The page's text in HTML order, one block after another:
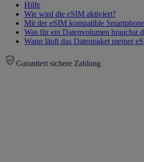
Hilfe
Wie wird die eSIM aktiviert?
Mit der eSIM kompatible
Was für ein Datenvolumen brauchst
Wann läuft das Datenpaket meiner
Garantiert sichere Zahlung